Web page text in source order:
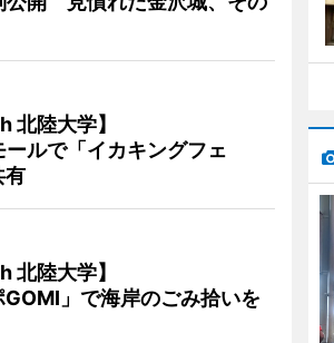
北陸大学】
ルで「イカキングフェ
北陸大学】
」で海岸のごみ拾いを